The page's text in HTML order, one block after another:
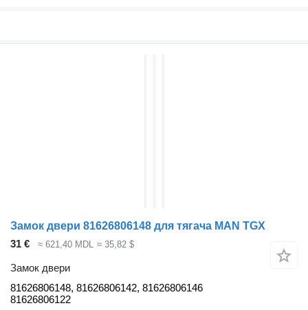
Замок двери 81626806148 для тягача MAN TGX
31 €
≈ 621,40 MDL ≈ 35,82 $
Замок двери
81626806148, 81626806142, 81626806146
81626806122